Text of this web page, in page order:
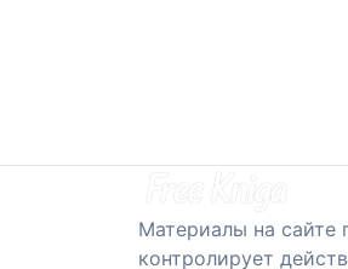
Материалы на сайте
контролирует